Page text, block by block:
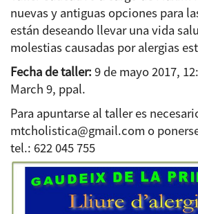
nuevas y antiguas opciones para
están deseando llevar una vida
molestias causadas por alergias
Fecha de taller: 9 de mayo 2017,
March 9, ppal.
Para apuntarse al taller es
mtcholistica@gmail.com o
tel.: 622 045 755